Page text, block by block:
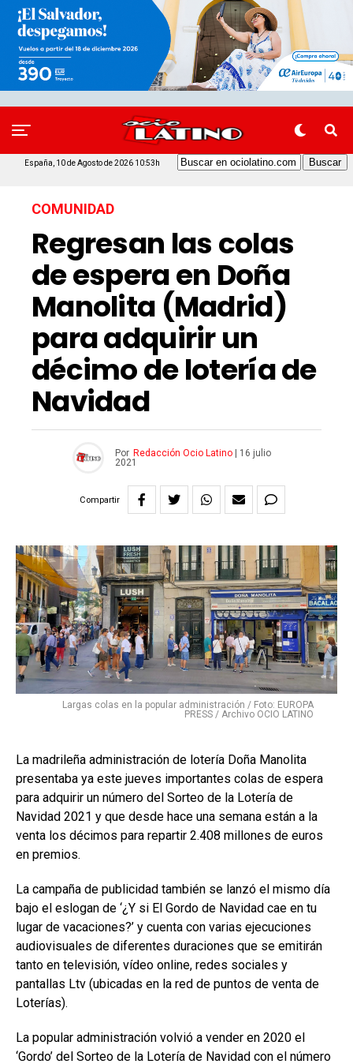
España, 10 de Agosto de 2026 10:53h
COMUNIDAD
Regresan las colas
de espera en Doña
Manolita (Madrid)
para adquirir un
décimo de lotería de
Navidad
Por Redacción Ocio Latino|
16 julio
2021
Compartir
Largas colas en la popular administración / Foto: EUROPA
PRESS / Archivo OCIO LATINO
La madrileña administración de lotería Doña Manolita
presentaba ya este jueves importantes colas de espera
para adquirir un número del Sorteo de la Lotería de
Navidad 2021 y que desde hace una semana están a la
venta los décimos para repartir 2.408 millones de euros
en premios.
La campaña de publicidad también se lanzó el mismo día
bajo el eslogan de ‘¿Y si El Gordo de Navidad cae en tu
lugar de vacaciones?’ y cuenta con varias ejecuciones
audiovisuales de diferentes duraciones que se emitirán
tanto en televisión, vídeo online, redes sociales y
pantallas Ltv (ubicadas en la red de puntos de venta de
Loterías).
La popular administración volvió a vender en 2020 el
‘Gordo’ del Sorteo de la Lotería de Navidad con el número